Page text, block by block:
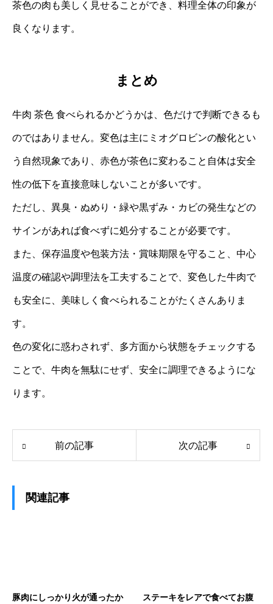
茶色の肉も美しく見せることができ、料理全体の印象が
良くなります。
まとめ
牛肉 茶色 食べられるかどうかは、色だけで判断できるも
のではありません。変色は主にミオグロビンの酸化とい
う自然現象であり、赤色が茶色に変わること自体は安全
性の低下を直接意味しないことが多いです。
ただし、異臭・ぬめり・緑や黒ずみ・カビの発生などの
サインがあれば食べずに処分することが必要です。
また、保存温度や包装方法・賞味期限を守ること、中心
温度の確認や調理法を工夫することで、変色した牛肉で
も安全に、美味しく食べられることがたくさんありま
す。
色の変化に惑わされず、多方面から状態をチェックする
ことで、牛肉を無駄にせず、安全に調理できるようにな
ります。
前の記事 次の記事
関連記事
豚肉にしっかり火が通ったか
ステーキをレアで食べてお腹